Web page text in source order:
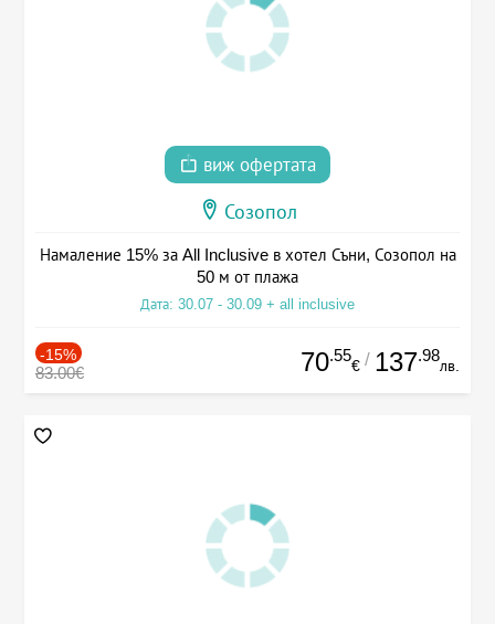
виж офертата
Созопол
Намаление 15% за All Inclusive в хотел Съни, Созопол на
50 м от плажа
Дата: 30.07 - 30.09 + all inclusive
-15%
83.00€ 70.55
€ / 137.98
лв.